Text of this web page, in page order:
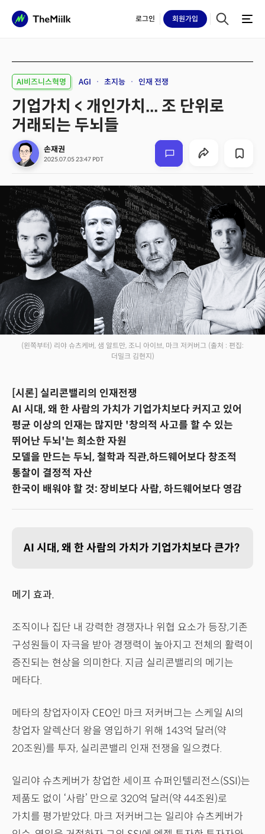
로그인 회원가입
AI비즈니스혁명 AGI 초지능 인재 전쟁
기업가치 < 개인가치... 조 단위로
거래되는 두뇌들
손재권
2025.07.05 23:47 PDT
(왼쪽부터) 리야 슈츠케버, 샘 알트만, 조니 아이브, 마크 저커버그 (출처 : 편집:
더밀크 김현지)
[시론] 실리콘밸리의 인재전쟁
AI 시대, 왜 한 사람의 가치가 기업가치보다 커지고 있어
평균 이상의 인재는 많지만 '창의적 사고를 할 수 있는
뛰어난 두뇌'는 희소한 자원
모델을 만드는 두뇌, 철학과 직관,하드웨어보다 창조적
통찰이 결정적 자산
한국이 배워야 할 것: 장비보다 사람, 하드웨어보다 영감
AI 시대, 왜 한 사람의 가치가 기업가치보다 큰가?
메기 효과.
조직이나 집단 내 강력한 경쟁자나 위협 요소가 등장,기존
구성원들이 자극을 받아 경쟁력이 높아지고 전체의 활력이
증진되는 현상을 의미한다. 지금 실리콘밸리의 메기는
메타다.
메타의 창업자이자 CEO인 마크 저커버그는 스케일 AI의
창업자 알렉산더 왕을 영입하기 위해 143억 달러(약
20조원)를 투자, 실리콘밸리 인재 전쟁을 일으켰다.
일리야 슈츠케버가 창업한 세이프 슈퍼인텔리전스(SSI)는
제품도 없이 ‘사람’ 만으로 320억 달러(약 44조원)로
가치를 평가받았다. 마크 저커버그는 일리야 슈츠케버가